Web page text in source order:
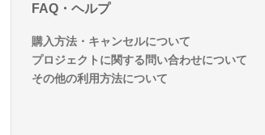
FAQ・ヘルプ
購入方法・キャンセルについて
プロジェクトに関する問い合わせについて
その他の利用方法について